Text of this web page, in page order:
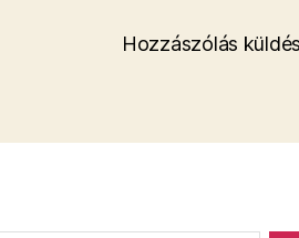
Hozzászólás